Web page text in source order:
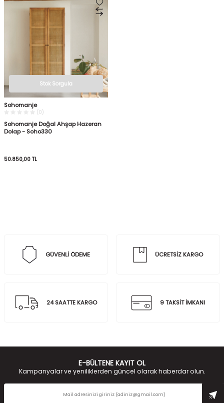
Stok Sorgula
Sohomanje
(0)
Sohomanje Doğal Ahşap Hazeran
Dolap - Soho330
50.850,00 TL
GÜVENLİ ÖDEME ÜCRETSİZ KARGO
24 SAATTE KARGO 9 TAKSİT İMKANI
E-BÜLTENE KAYIT OL
Kampanyalar ve yeniliklerden güncel olarak haberdar olun.